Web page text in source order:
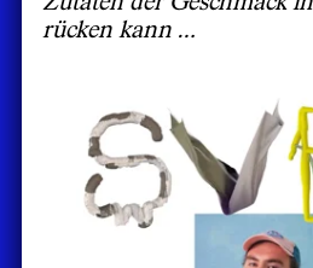
rücken kann …